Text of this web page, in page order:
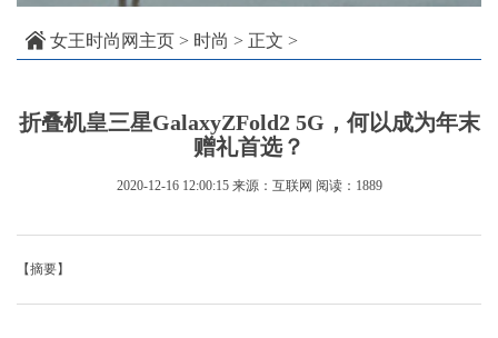
女王时尚网主页 > 时尚 > 正文 >
折叠机皇三星GalaxyZFold2 5G，何以成为年末
赠礼首选？
2020-12-16 12:00:15 来源：互联网 阅读：1889
【摘要】